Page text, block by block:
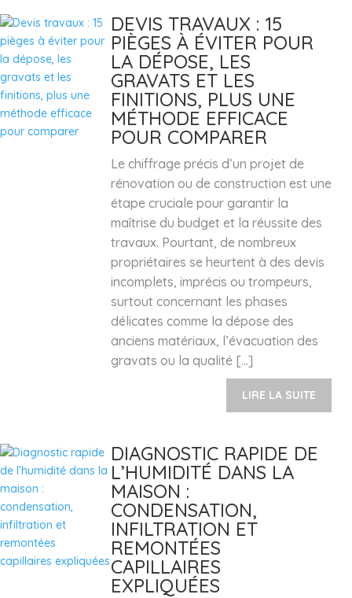
DEVIS TRAVAUX : 15
PIÈGES À ÉVITER POUR
LA DÉPOSE, LES
GRAVATS ET LES
FINITIONS, PLUS UNE
MÉTHODE EFFICACE
POUR COMPARER
Le chiffrage précis d’un projet de
rénovation ou de construction est une
étape cruciale pour garantir la
maîtrise du budget et la réussite des
travaux. Pourtant, de nombreux
propriétaires se heurtent à des devis
incomplets, imprécis ou trompeurs,
surtout concernant les phases
délicates comme la dépose des
anciens matériaux, l’évacuation des
gravats ou la qualité […]
LIRE LA SUITE
DIAGNOSTIC RAPIDE DE
L’HUMIDITÉ DANS LA
MAISON :
CONDENSATION,
INFILTRATION ET
REMONTÉES
CAPILLAIRES
EXPLIQUÉES